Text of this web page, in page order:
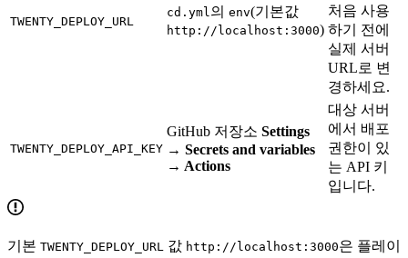
TWENTY_DEPLOY_URL
cd.yml 의 env(기본값
http://localhost:3000)
처음 사용
하기 전에
실제 서버
URL로 변
경하세요.
TWENTY_DEPLOY_API_KEY
GitHub 저장소 Settings
→ Secrets and variables
→ Actions
대상 서버
에서 배포
권한이 있
는 API 키
입니다.
기본 TWENTY_DEPLOY_URL 값 http://localhost:3000은 플레이